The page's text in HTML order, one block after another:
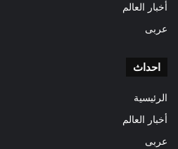
أخبار العالم
عربى
احداث
الرئيسية
أخبار العالم
عربى